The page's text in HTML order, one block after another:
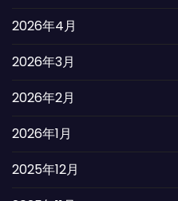
2026年4月
2026年3月
2026年2月
2026年1月
2025年12月